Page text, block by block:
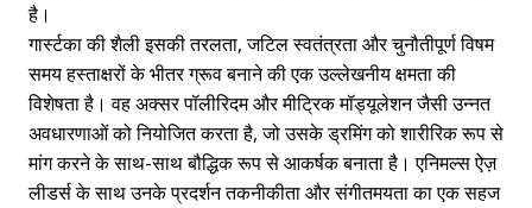
है।
गार्स्टका की शैली इसकी तरलता, जटिल स्वतंत्रता और चुनौतीपूर्ण विषम
समय हस्ताक्षरों के भीतर ग्रूव बनाने की एक उल्लेखनीय क्षमता की
विशेषता है। वह अक्सर पॉलीरिदम और मीट्रिक मॉड्यूलेशन जैसी उन्नत
अवधारणाओं को नियोजित करता है, जो उसके ड्रमिंग को शारीरिक रूप से
मांग करने के साथ-साथ बौद्धिक रूप से आकर्षक बनाता है। एनिमल्स ऐज़
लीडर्स के साथ उनके प्रदर्शन तकनीकीता और संगीतमयता का एक सहज